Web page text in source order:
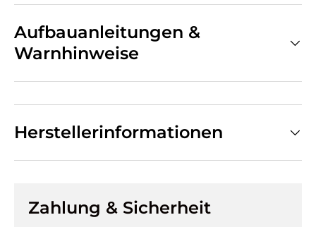
Aufbauanleitungen &
Warnhinweise
Herstellerinformationen
Zahlung & Sicherheit